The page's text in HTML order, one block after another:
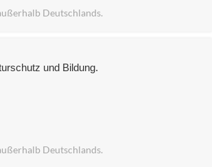
Deutschlands.
und Bildung.
Deutschlands.